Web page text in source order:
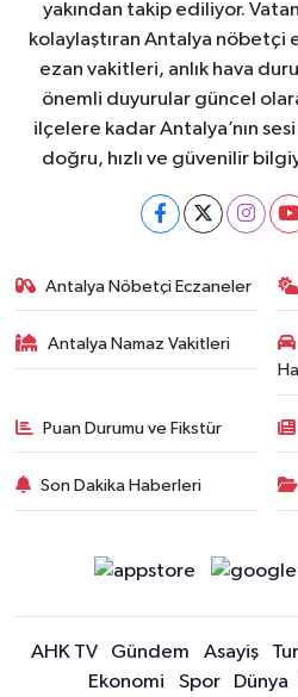
yakından takip ediliyor.
kolaylaştıran Antalya nöbetçi
ezan vakitleri, anlık hava
önemli duyurular güncel
ilçelere kadar Antalya’nın
doğru, hızlı ve güvenilir
Antalya Nöbetçi Eczaneler
Antalya Namaz Vakitleri
Puan Durumu ve Fikstür
Son Dakika Haberleri
AHK TV Gündem Asayiş
Ekonomi
Spor Dünya